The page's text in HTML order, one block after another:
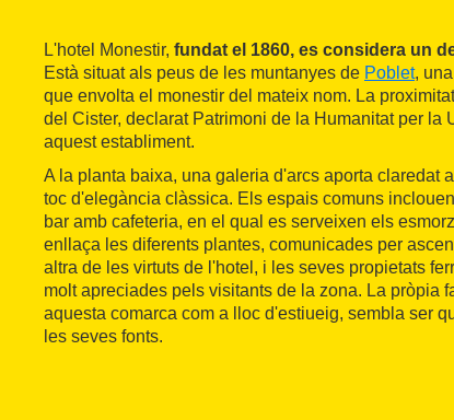
L'hotel Monestir, fundat el 1860, es considera un
Està situat als peus de les muntanyes de Poblet,
que envolta el monestir del mateix nom. La
del Cister, declarat Patrimoni de la Humanitat per la
aquest establiment.
A la planta baixa, una galeria d'arcs aporta claredat
toc d'elegància clàssica. Els espais comuns
bar amb cafeteria, en el qual es serveixen els
enllaça les diferents plantes, comunicades per
altra de les virtuts de l'hotel, i les seves propietats
molt apreciades pels visitants de la zona. La pròpia
aquesta comarca com a lloc d'estiueig, sembla ser
les seves fonts.